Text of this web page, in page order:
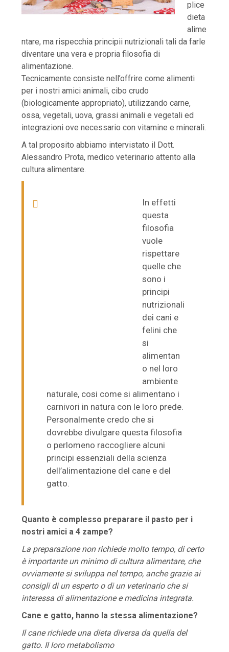
plice
dieta
alime
ntare, ma rispecchia principii nutrizionali tali da farle
diventare una vera e propria filosofia di
alimentazione.
Tecnicamente consiste nell’offrire come alimenti
per i nostri amici animali, cibo crudo
(biologicamente appropriato), utilizzando carne,
ossa, vegetali, uova, grassi animali e vegetali ed
integrazioni ove necessario con vitamine e minerali.
A tal proposito abbiamo intervistato il Dott.
Alessandro Prota, medico veterinario attento alla
cultura alimentare.
In effetti
questa
filosofia
vuole
rispettare
quelle che
sono i
principi
nutrizionali
dei cani e
felini che
si
alimentan
o nel loro
ambiente
naturale, cosi come si alimentano i
carnivori in natura con le loro prede.
Personalmente credo che si
dovrebbe divulgare questa filosofia
o perlomeno raccogliere alcuni
principi essenziali della scienza
dell’alimentazione del cane e del
gatto.
Quanto è complesso preparare il pasto per i
nostri amici a 4 zampe?
La preparazione non richiede molto tempo, di certo
è importante un minimo di cultura alimentare, che
ovviamente si sviluppa nel tempo, anche grazie ai
consigli di un esperto o di un veterinario che si
interessa di alimentazione e medicina integrata.
Cane e gatto, hanno la stessa alimentazione?
Il cane richiede una dieta diversa da quella del
gatto. Il loro metabolismo